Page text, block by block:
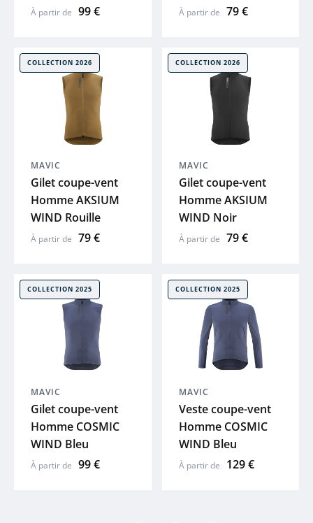
UTO
À partir de 99 € À partir de 79 €
COLLECTION 2026
MAVIC
Gilet coupe-vent
Homme AKSIUM
WIND Rouille
À partir de 79 €
COLLECTION 2026
MAVIC
Gilet coupe-vent
Homme AKSIUM
WIND Noir
À partir de 79 €
COLLECTION 2025
MAVIC
Gilet coupe-vent
Homme COSMIC
WIND Bleu
À partir de 99 €
COLLECTION 2025
MAVIC
Veste coupe-vent
Homme COSMIC
WIND Bleu
À partir de 129 €